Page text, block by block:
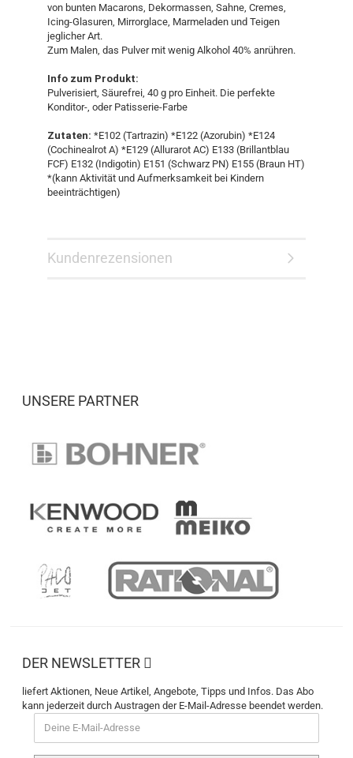
von bunten Macarons, Dekormassen, Sahne, Cremes,
Icing-Glasuren, Mirrorglace, Marmeladen und Teigen
jeglicher Art.
Zum Malen, das Pulver mit wenig Alkohol 40% anrühren.
Info zum Produkt:
Pulverisiert, Säurefrei, 40 g pro Einheit. Die perfekte
Konditor-, oder Patisserie-Farbe
Zutaten: *E102 (Tartrazin) *E122 (Azorubin) *E124
(Cochinealrot A) *E129 (Allurarot AC) E133 (Brillantblau
FCF) E132 (Indigotin) E151 (Schwarz PN) E155 (Braun HT)
*(kann Aktivität und Aufmerksamkeit bei Kindern
beeinträchtigen)
Kundenrezensionen
UNSERE PARTNER
DER NEWSLETTER
liefert Aktionen, Neue Artikel, Angebote, Tipps und Infos. Das Abo
kann jederzeit durch Austragen der E-Mail-Adresse beendet werden.